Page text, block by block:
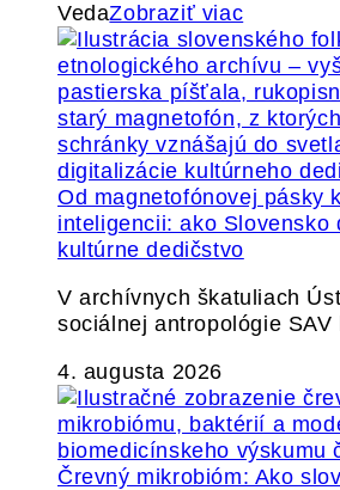
VedaZobraziť viac
Od magnetofónovej pásky
inteligencii: ako Slovensko
kultúrne dedičstvo
V archívnych škatuliach
sociálnej antropológie
4. augusta 2026
Črevný mikrobióm: Ako